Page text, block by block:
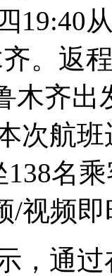
19:40
。返
木齐
次航
138名
/视频
通过